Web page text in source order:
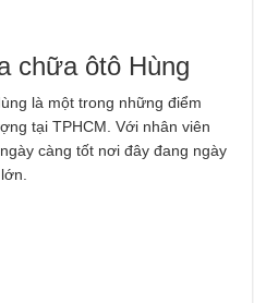
chữa ôtô Hùng
là một trong những điểm
tại TPHCM. Với nhân viên
càng tốt nơi đây đang ngày